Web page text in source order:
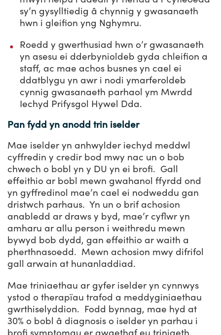
sy’n gysylltiedig â chynnig y gwasanaeth
hwn i gleifion yng Nghymru.
Roedd y gwerthusiad hwn o’r gwasanaeth
yn asesu ei dderbynioldeb gyda chleifion a
staff, ac mae achos busnes yn cael ei
ddatblygu yn awr i nodi ymarferoldeb
cynnig gwasanaeth parhaol ym Mwrdd
Iechyd Prifysgol Hywel Dda.
Pan fydd yn anodd trin iselder
Mae iselder yn anhwylder iechyd meddwl
cyffredin y credir bod mwy nac un o bob
chwech o bobl yn y DU yn ei brofi. Gall
effeithio ar bobl mewn gwahanol ffyrdd ond
yn gyffredinol mae’n cael ei nodweddu gan
dristwch parhaus. Yn un o brif achosion
anabledd ar draws y byd, mae’r cyflwr yn
amharu ar allu person i weithredu mewn
bywyd bob dydd, gan effeithio ar waith a
pherthnasoedd. Mewn achosion mwy difrifol
gall arwain at hunanladdiad.
Mae triniaethau ar gyfer iselder yn cynnwys
ystod o therapïau trafod a meddyginiaethau
gwrthiselyddion. Fodd bynnag, mae hyd at
30% o bobl â diagnosis o iselder yn parhau i
brofi symptomau er gwaethaf eu triniaeth.